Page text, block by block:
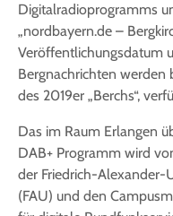
Digitalradioprogramms
„nordbayern.de –
Veröffentlichungsdatum
Bergnachrichten werden
des 2019er „Berchs“,
Das im Raum Erlangen
DAB+ Programm wird
der Friedrich-Alexander-
(FAU) und den